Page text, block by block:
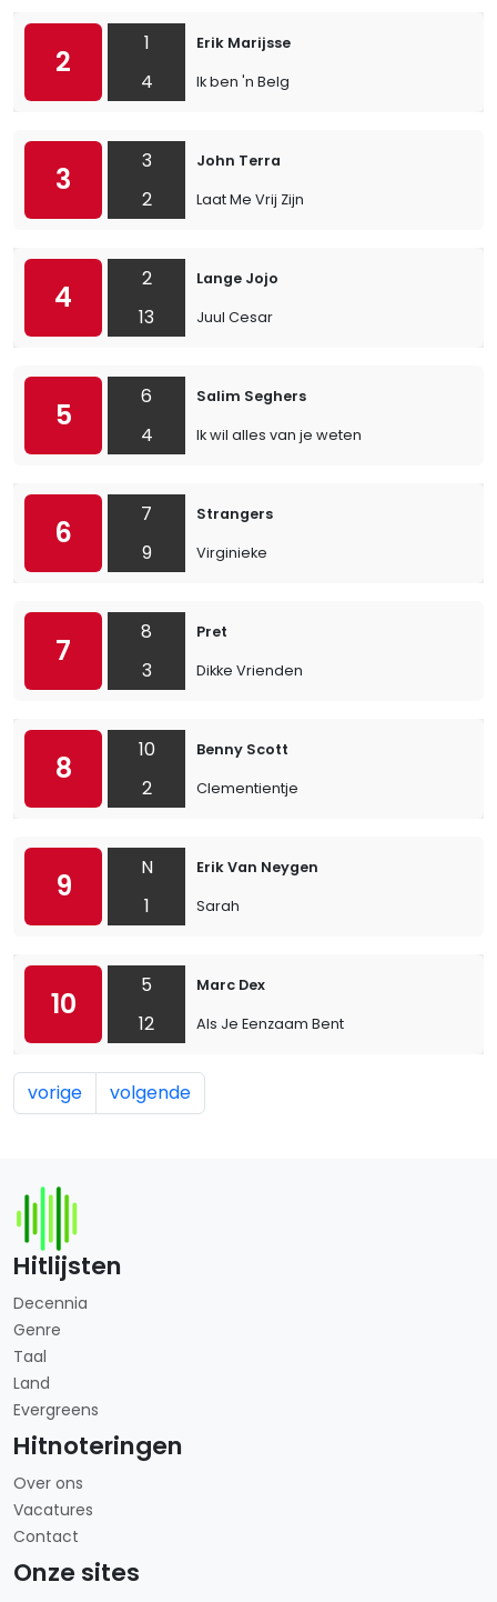
2
1
4
Erik Marijsse
Ik ben 'n Belg
3
3
2
John Terra
Laat Me Vrij Zijn
4
2
13
Lange Jojo
Juul Cesar
5
6
4
Salim Seghers
Ik wil alles van je weten
6
7
9
Strangers
Virginieke
7
8
3
Pret
Dikke Vrienden
8
10
2
Benny Scott
Clementientje
9
N
1
Erik Van Neygen
Sarah
10
5
12
Marc Dex
Als Je Eenzaam Bent
vorige volgende
Hitlijsten
Decennia
Genre
Taal
Land
Evergreens
Hitnoteringen
Over ons
Vacatures
Contact
Onze sites